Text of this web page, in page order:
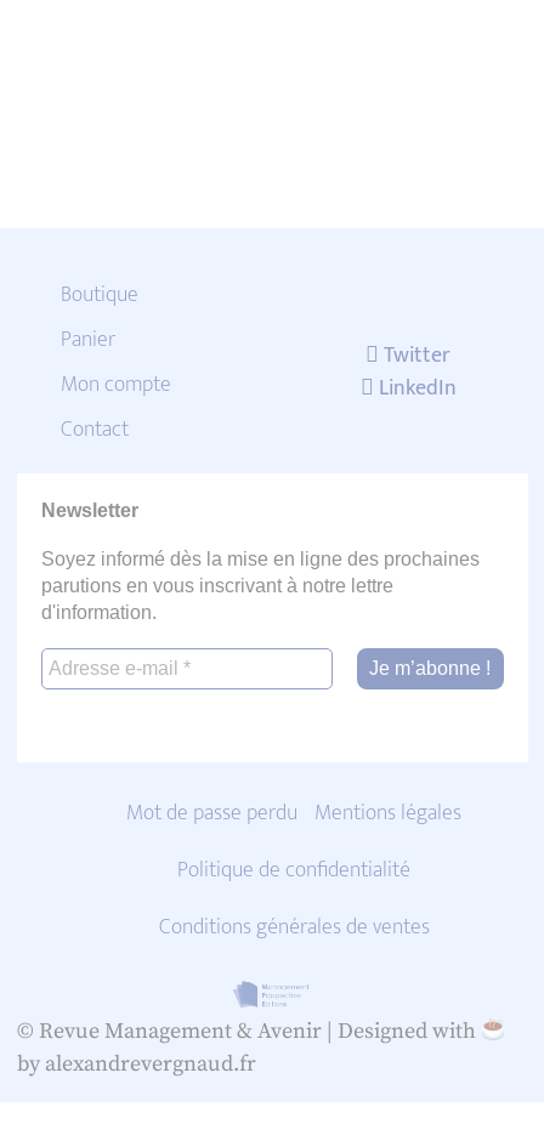
Boutique
Panier
Mon compte
Contact
Twitter
LinkedIn
Newsletter
Soyez informé dès la mise en ligne des prochaines
parutions en vous inscrivant à notre lettre
d'information.
Mot de passe perdu Mentions légales
Politique de confidentialité
Conditions générales de ventes
© Revue Management & Avenir | Designed with
by alexandrevergnaud.fr